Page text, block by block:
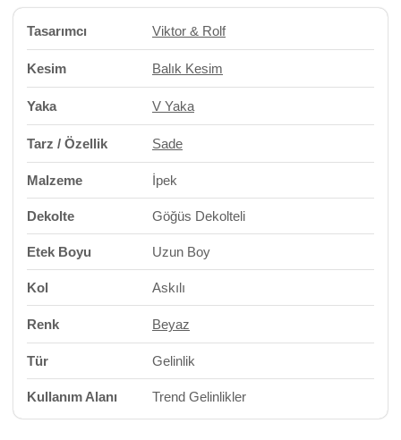
Tasarımcı Viktor & Rolf
Kesim Balık Kesim
Yaka V Yaka
Tarz / Özellik Sade
Malzeme İpek
Dekolte Göğüs Dekolteli
Etek Boyu Uzun Boy
Kol Askılı
Renk Beyaz
Tür Gelinlik
Kullanım Alanı Trend Gelinlikler